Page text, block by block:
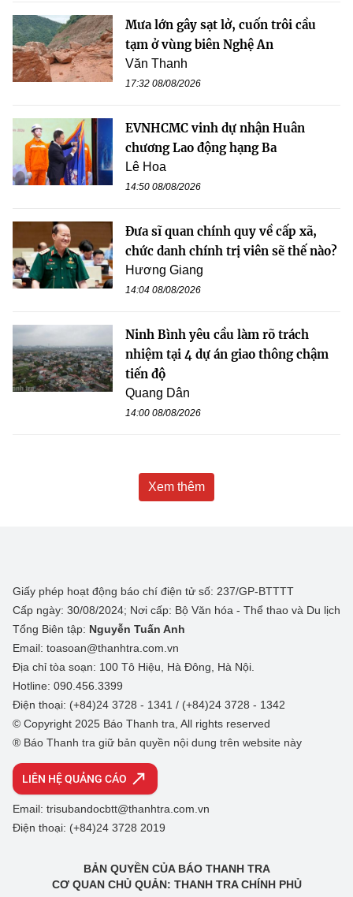
Mưa lớn gây sạt lở, cuốn trôi cầu
tạm ở vùng biên Nghệ An
Văn Thanh
17:32 08/08/2026
EVNHCMC vinh dự nhận Huân
chương Lao động hạng Ba
Lê Hoa
14:50 08/08/2026
Đưa sĩ quan chính quy về cấp xã,
chức danh chính trị viên sẽ thế nào?
Hương Giang
14:04 08/08/2026
Ninh Bình yêu cầu làm rõ trách
nhiệm tại 4 dự án giao thông chậm
tiến độ
Quang Dân
14:00 08/08/2026
Xem thêm
Giấy phép hoạt động báo chí điện tử số: 237/GP-BTTTT
Cấp ngày: 30/08/2024; Nơi cấp: Bộ Văn hóa - Thể thao và Du lịch
Tổng Biên tập: Nguyễn Tuấn Anh
Email: toasoan@thanhtra.com.vn
Địa chỉ tòa soạn: 100 Tô Hiệu, Hà Đông, Hà Nội.
Hotline: 090.456.3399
Điện thoại: (+84)24 3728 - 1341 / (+84)24 3728 - 1342
© Copyright 2025 Báo Thanh tra, All rights reserved
® Báo Thanh tra giữ bản quyền nội dung trên website này
LIÊN HỆ QUẢNG CÁO
Email: trisubandocbtt@thanhtra.com.vn
Điện thoại: (+84)24 3728 2019
BẢN QUYỀN CỦA BÁO THANH TRA
CƠ QUAN CHỦ QUẢN: THANH TRA CHÍNH PHỦ